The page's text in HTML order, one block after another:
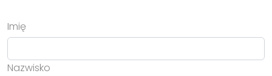
Imię
Nazwisko